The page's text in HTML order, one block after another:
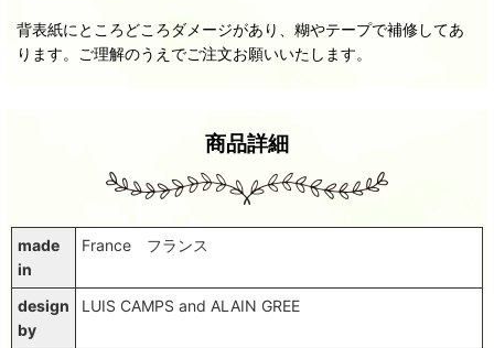
背表紙にところどころダメージがあり、糊やテープで補修してあ
ります。ご理解のうえでご注文お願いいたします。
商品詳細
made
in
France フランス
design
by
LUIS CAMPS and ALAIN GREE